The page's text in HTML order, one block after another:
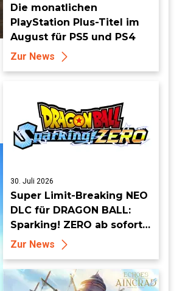
Die monatlichen
PlayStation Plus-Titel im
August für PS5 und PS4
Zur News
30. Juli 2026
Super Limit-Breaking NEO
DLC für DRAGON BALL:
Sparking! ZERO ab sofort
erhältlich
Zur News